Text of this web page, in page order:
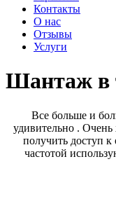
Контакты
О нас
Отзывы
Услуги
Шантаж в
Все больше и
удивительно . Очень
получить доступ
частотой